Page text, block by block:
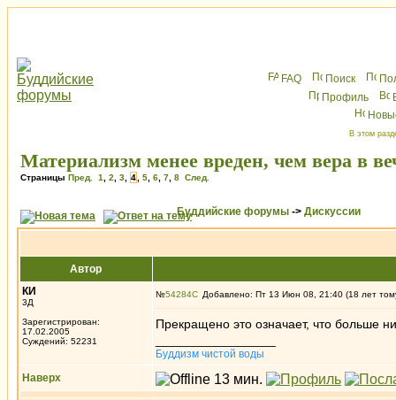
FAQ Поиск
Профиль
В этом
Материализм менее вреден, чем вера в
Страницы Пред. 1 2 3 4 5 6 7 8 След.
Буддийские форумы -> Дискуссии
Автор
КИ
3Д
Зарегистрирован:
17.02.2005
Суждений: 52231
№54284 Добавлено: Пт 13 Июн 08, 21:40 (18 лет
Прекращено это означает, что больше
Буддизм чистой воды
Наверх